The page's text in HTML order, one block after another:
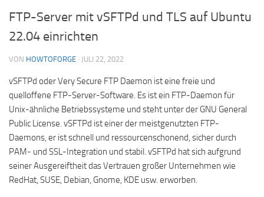
FTP-Server mit vSFTPd und TLS auf Ubuntu
22.04 einrichten
VON HOWTOFORGE · JULI 22, 2022
vSFTPd oder Very Secure FTP Daemon ist eine freie und
quelloffene FTP-Server-Software. Es ist ein FTP-Daemon für
Unix-ähnliche Betriebssysteme und steht unter der GNU General
Public License. vSFTPd ist einer der meistgenutzten FTP-
Daemons, er ist schnell und ressourcenschonend, sicher durch
PAM- und SSL-Integration und stabil. vSFTPd hat sich aufgrund
seiner Ausgereiftheit das Vertrauen großer Unternehmen wie
RedHat, SUSE, Debian, Gnome, KDE usw. erworben.